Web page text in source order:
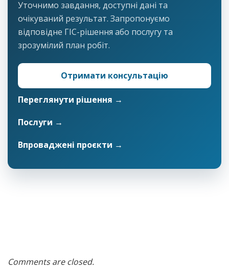
Уточнимо завдання, доступні дані та
очікуваний результат. Запропонуємо
відповідне ГІС-рішення або послугу та
зрозумілий план робіт.
Отримати консультацію
Переглянути рішення →
Послуги →
Впроваджені проєкти →
Comments are closed.